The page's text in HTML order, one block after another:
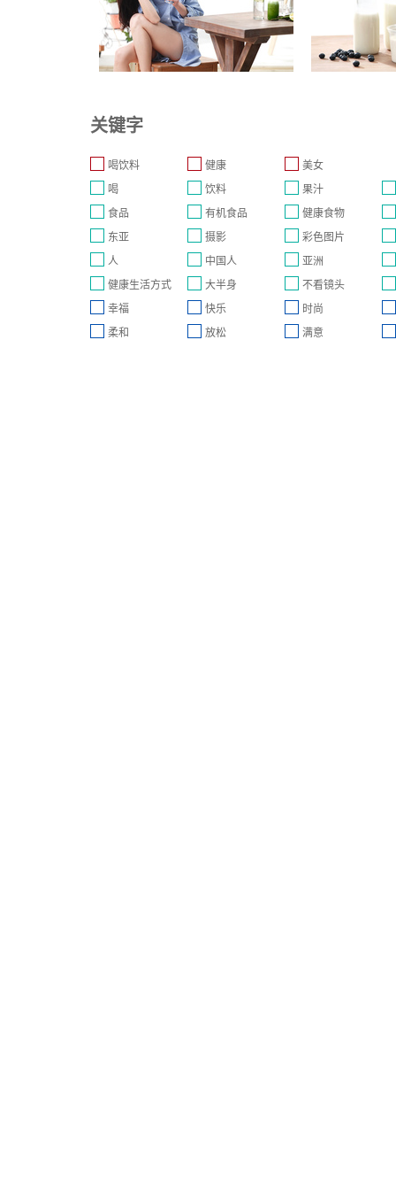
关键字
喝饮料 健康
美女
喝
饮料
果汁
食品
有机食品
健康食物
东亚
摄影
彩色图片
人
中国人
亚洲
健康生活方式
大半身
不看镜头
幸福
快乐
时尚
柔和
放松 满意